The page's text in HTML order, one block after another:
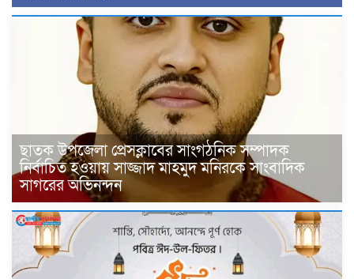
ছাতক উপজেলা প্রেসক্লাবের সাংগঠনিক সম্পাদক
নির্বাচিত হওয়ায় সাজ্জাদ মাহমুদ মনিরকে সাংবাদিক
সাগরের অভিনন্দন